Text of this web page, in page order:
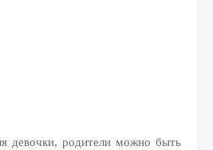
девочки, родители можно быть